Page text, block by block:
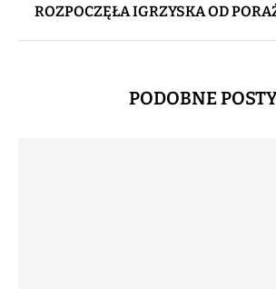
ROZPOCZĘŁA IGRZYSKA OD
PODOBNE